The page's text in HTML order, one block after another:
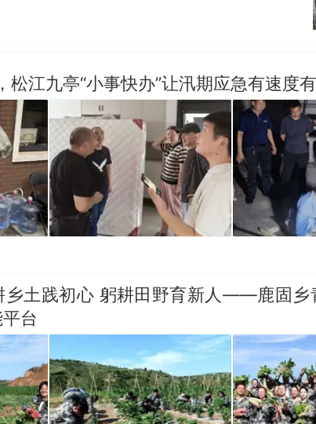
松江九亭“小事快办”让汛期应急有速度
乡土践初心 躬耕田野育新人——鹿固乡
台